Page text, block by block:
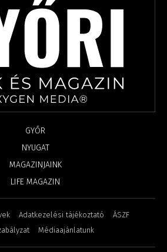
GYŐR
NYUGAT
MAGAZINJAINK
LIFE MAGAZIN
Adatkezelési tájékoztató
ÁSZF
Médiaajánlatunk